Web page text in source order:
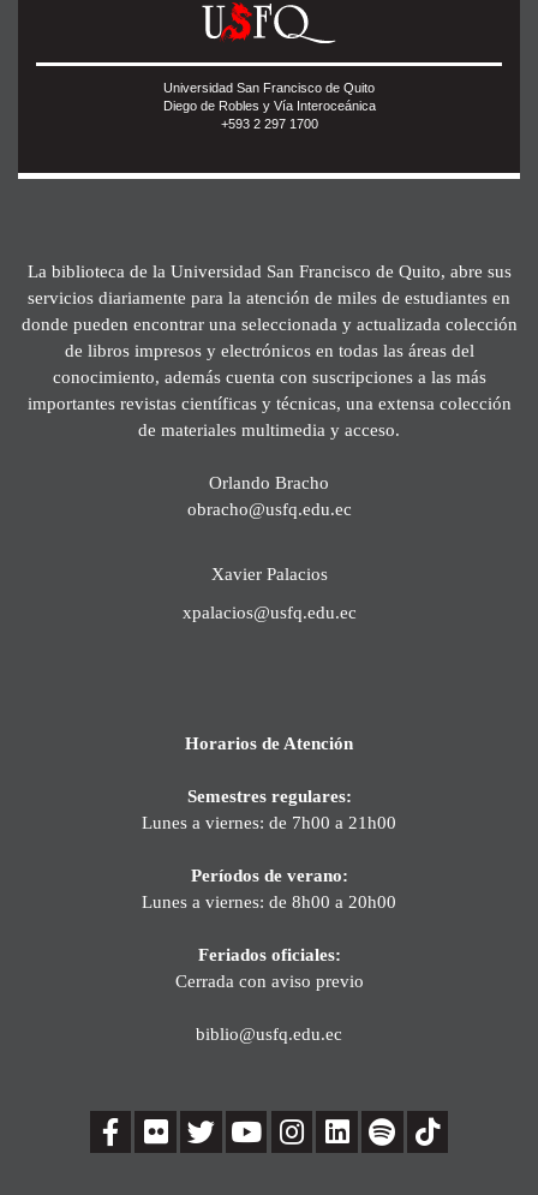
Universidad San Francisco de Quito
Diego de Robles y Vía Interoceánica
+593 2 297 1700
La biblioteca de la Universidad San Francisco de Quito, abre sus
servicios diariamente para la atención de miles de estudiantes en
donde pueden encontrar una seleccionada y actualizada colección
de libros impresos y electrónicos en todas las áreas del
conocimiento, además cuenta con suscripciones a las más
importantes revistas científicas y técnicas, una extensa colección
de materiales multimedia y acceso.
Orlando Bracho
obracho@usfq.edu.ec
Xavier Palacios
xpalacios@usfq.edu.ec
Horarios de Atención
Semestres regulares:
Lunes a viernes: de 7h00 a 21h00
Períodos de verano:
Lunes a viernes: de 8h00 a 20h00
Feriados oficiales:
Cerrada con aviso previo
biblio@usfq.edu.ec